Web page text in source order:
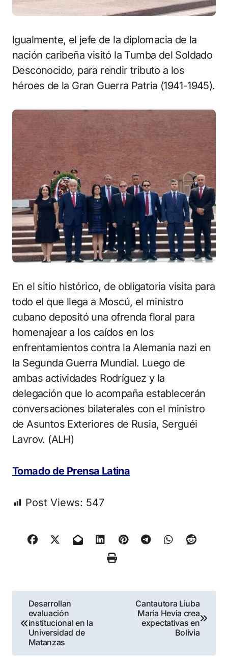
Igualmente, el jefe de la diplomacia de la
nación caribeña visitó la Tumba del Soldado
Desconocido, para rendir tributo a los
héroes de la Gran Guerra Patria (1941-1945).
En el sitio histórico, de obligatoria visita para
todo el que llega a Moscú, el ministro
cubano depositó una ofrenda floral para
homenajear a los caídos en los
enfrentamientos contra la Alemania nazi en
la Segunda Guerra Mundial. Luego de
ambas actividades Rodríguez y la
delegación que lo acompaña establecerán
conversaciones bilaterales con el ministro
de Asuntos Exteriores de Rusia, Serguéi
Lavrov. (ALH)
Tomado de Prensa Latina
Post Views: 547
Navegación
de
entradas
Desarrollan
evaluación
institucional en la
Universidad de
Matanzas
Cantautora Liuba
María Hevia crea
expectativas en
Bolivia